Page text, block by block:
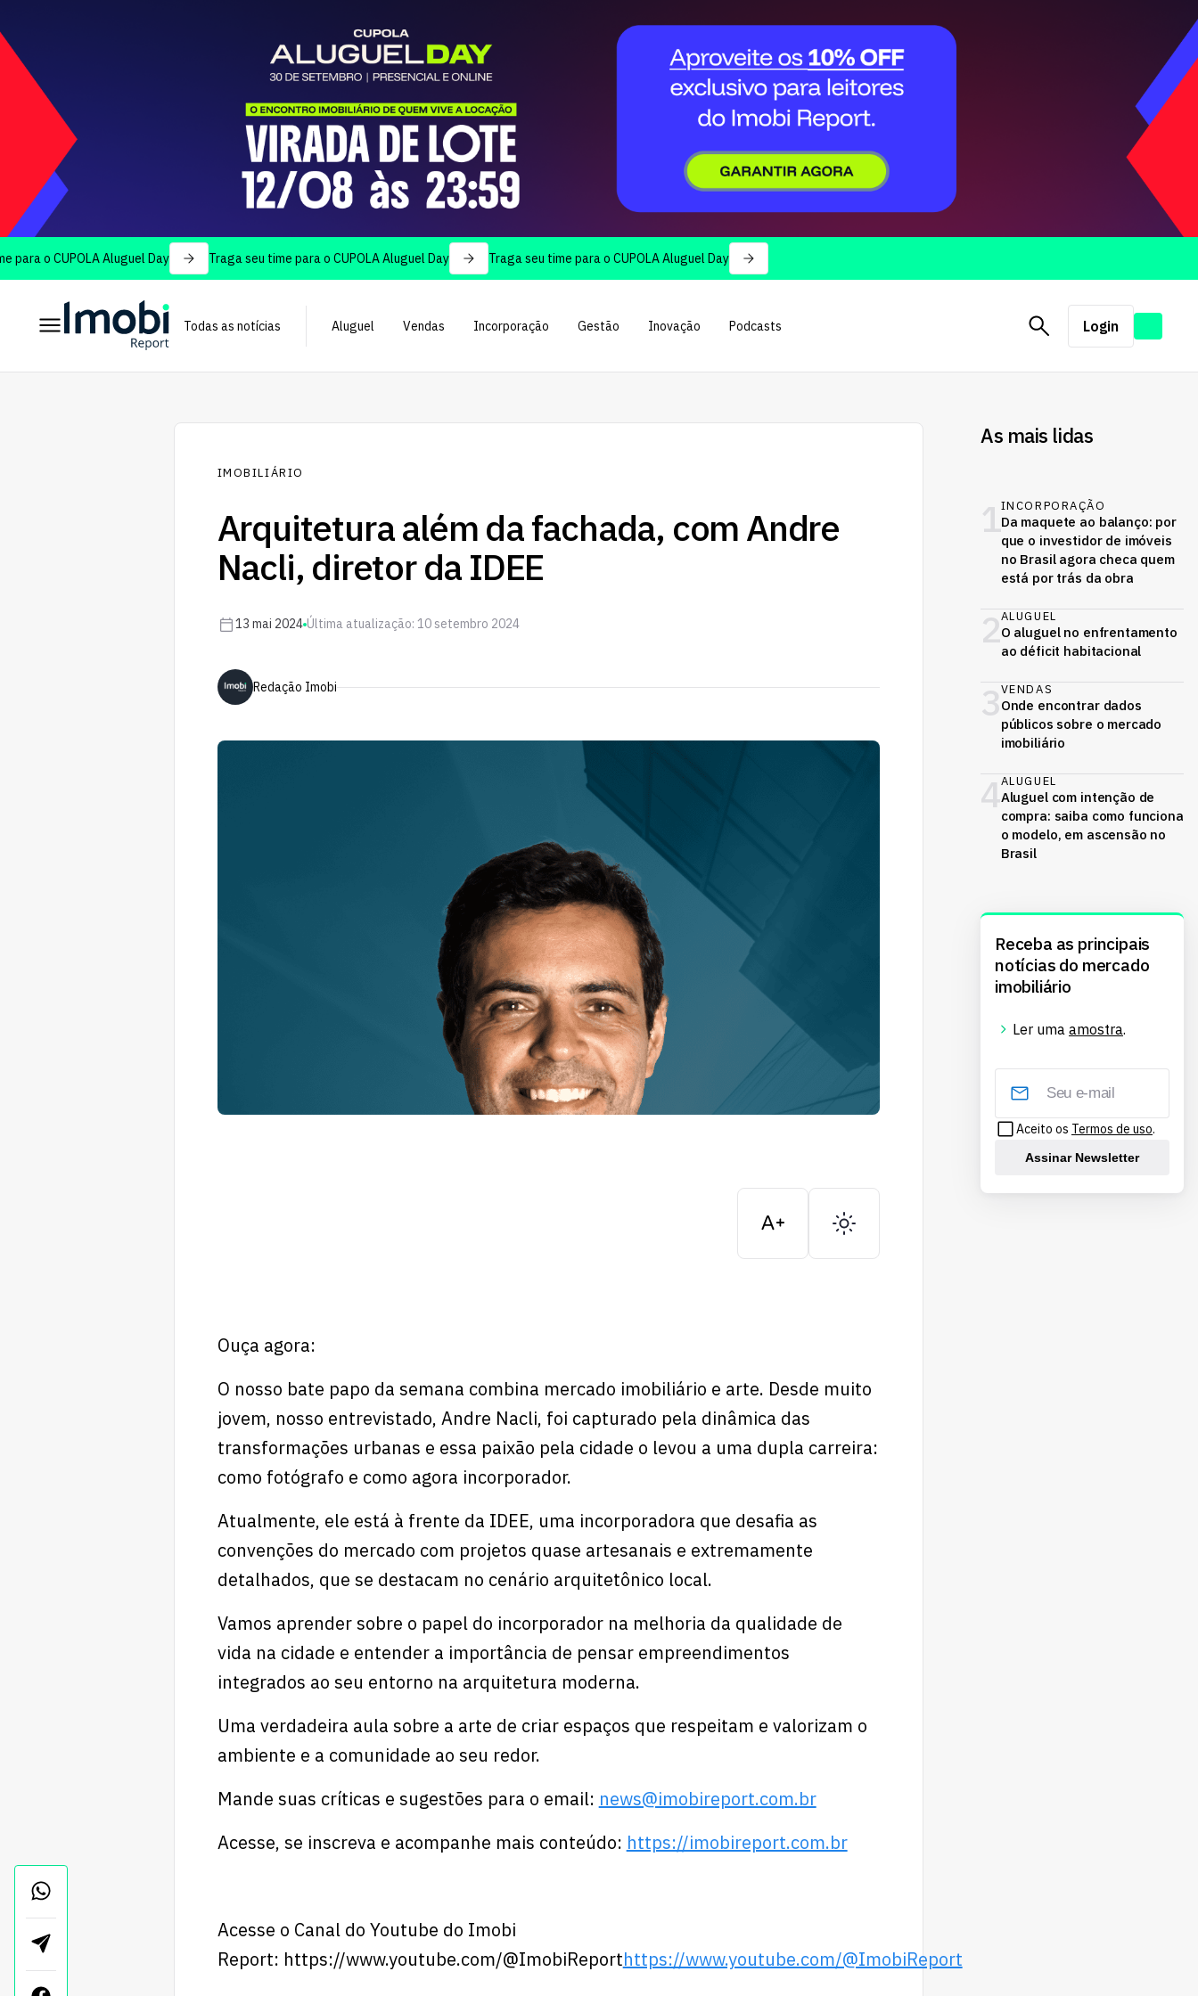
Aluguel Day Traga seu time para o CUPOLA Aluguel Day Traga seu time para o CUPOLA Aluguel Day
Todas as notícias Aluguel Vendas Incorporação Gestão Inovação Podcasts Login
IMOBILIÁRIO
Arquitetura além da fachada, com Andre
Nacli, diretor da IDEE
13 mai 2024 Última atualização: 10 setembro 2024
Redação Imobi
Ouça agora:
O nosso bate papo da semana combina mercado imobiliário e arte. Desde muito
jovem, nosso entrevistado, Andre Nacli, foi capturado pela dinâmica das
transformações urbanas e essa paixão pela cidade o levou a uma dupla carreira:
como fotógrafo e como agora incorporador.
Atualmente, ele está à frente da IDEE, uma incorporadora que desafia as
convenções do mercado com projetos quase artesanais e extremamente
detalhados, que se destacam no cenário arquitetônico local.
Vamos aprender sobre o papel do incorporador na melhoria da qualidade de
vida na cidade e entender a importância de pensar empreendimentos
integrados ao seu entorno na arquitetura moderna.
Uma verdadeira aula sobre a arte de criar espaços que respeitam e valorizam o
ambiente e a comunidade ao seu redor.
Mande suas críticas e sugestões para o email: news@imobireport.com.br
Acesse, se inscreva e acompanhe mais conteúdo: ⁠⁠⁠⁠⁠⁠⁠https://imobireport.com.br⁠⁠⁠⁠⁠⁠
Acesse o Canal do Youtube do Imobi
Report: https://www.youtube.com/@ImobiReporthttps://www.youtube.com/@ImobiReport
As mais lidas
1INCORPORAÇÃO
Da maquete ao balanço: por
que o investidor de imóveis
no Brasil agora checa quem
está por trás da obra
2ALUGUEL
O aluguel no enfrentamento
ao déficit habitacional
3VENDAS
Onde encontrar dados
públicos sobre o mercado
imobiliário
4ALUGUEL
Aluguel com intenção de
compra: saiba como funciona
o modelo, em ascensão no
Brasil
Receba as principais
notícias do mercado
imobiliário
Ler uma amostra.
Aceito os Termos de uso.
Assinar Newsletter